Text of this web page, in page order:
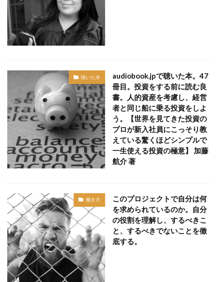
聴いた本
audiobook.jpで聴いた本。47
冊目。投資をする前に読む良
書。人的資産を考慮し、経営
者と同じ船に乗る投資をしよ
う。【世界を見てきた投資の
プロが新入社員にこっそり教
えている驚くほどシンプルで
一生使える投資の極意】 加藤
航介 著
働き方
このプロジェクトで自分は何
を求められているのか。自分
の役割を理解し、するべきこ
と、するべきでないことを徹
底する。